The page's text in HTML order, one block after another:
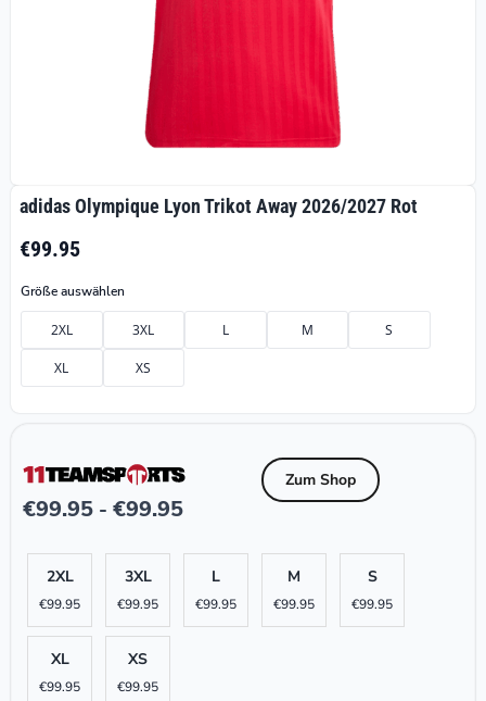
adidas Olympique Lyon Trikot Away 2026/2027 Rot
€99.95
Größe auswählen
2XL 3XL L M S
XL XS
€99.95 - €99.95
Zum Shop
2XL
€99.95
3XL
€99.95
L
€99.95
M
€99.95
S
€99.95
XL
€99.95
XS
€99.95